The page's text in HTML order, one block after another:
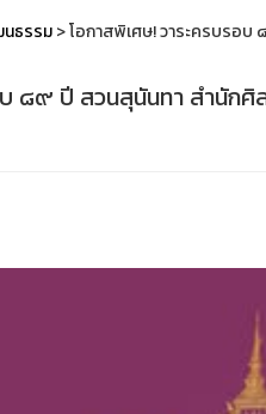
ธรรม> โอกาสพิเศษ! วาระครบรอบ
๘๙ ปี สวนสุนันทา สำนัก